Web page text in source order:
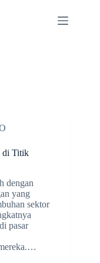
di Titik
dengan
yang
sektor
pasar